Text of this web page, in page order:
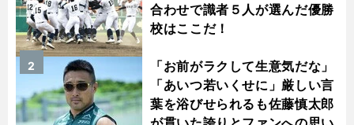
合わせで識者５人が選んだ優勝
校はここだ！
「お前がラクして生意気だな」
「あいつ若いくせに」厳しい言
葉を浴びせられるも佐藤慎太郎
2